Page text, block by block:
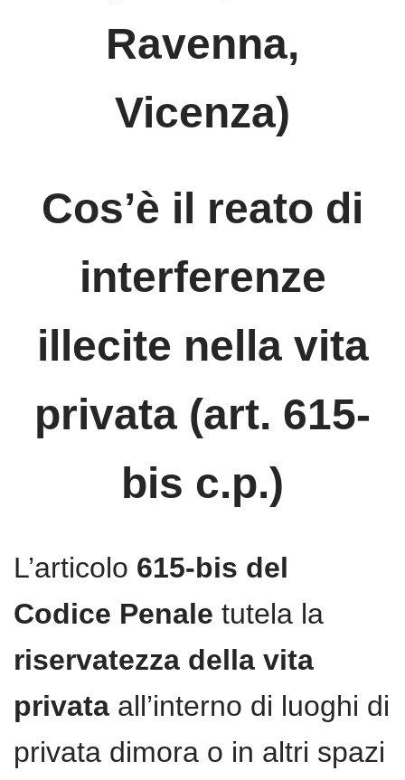
Ravenna,
Vicenza)
Cos’è il reato di
interferenze
illecite nella vita
privata (art. 615-
bis c.p.)
L’articolo 615-bis del
Codice Penale tutela la
riservatezza della vita
privata all’interno di luoghi di
privata dimora o in altri spazi